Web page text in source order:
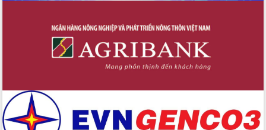
Nâng cao hiệu lực, hiệu quả HĐND
tỉnh thông qua hiện đại hóa hành chính
Xã Ea Phê gắn cải cách hành chính với
Phó Chủ tịch Thường trực UBND tỉnh
Hồ Thị Nguyên Thảo làm việc tại Trung
tâm Phục vụ hành chính công xã Ea
Phê